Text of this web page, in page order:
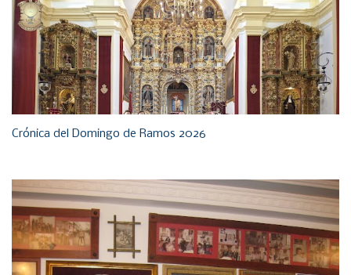
Crónica del Domingo de Ramos 2026